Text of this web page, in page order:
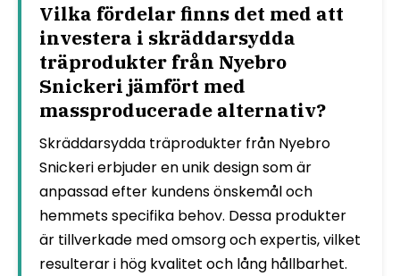
Vilka fördelar finns det med att
investera i skräddarsydda
träprodukter från Nyebro
Snickeri jämfört med
massproducerade alternativ?
Skräddarsydda träprodukter från Nyebro
Snickeri erbjuder en unik design som är
anpassad efter kundens önskemål och
hemmets specifika behov. Dessa produkter
är tillverkade med omsorg och expertis, vilket
resulterar i hög kvalitet och lång hållbarhet.